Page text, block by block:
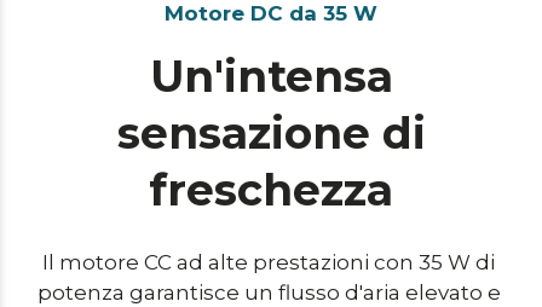
Motore DC da 35 W
Un'intensa
sensazione di
freschezza
Il motore CC ad alte prestazioni con 35 W di
potenza garantisce un flusso d'aria elevato e